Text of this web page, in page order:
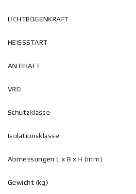
LICHTBOGENKRAFT
HEISSSTART
ANTIHAFT
VRD
Schutzklasse
Isolationsklasse
Abmessungen L x B x H (mm）
Gewicht (kg)